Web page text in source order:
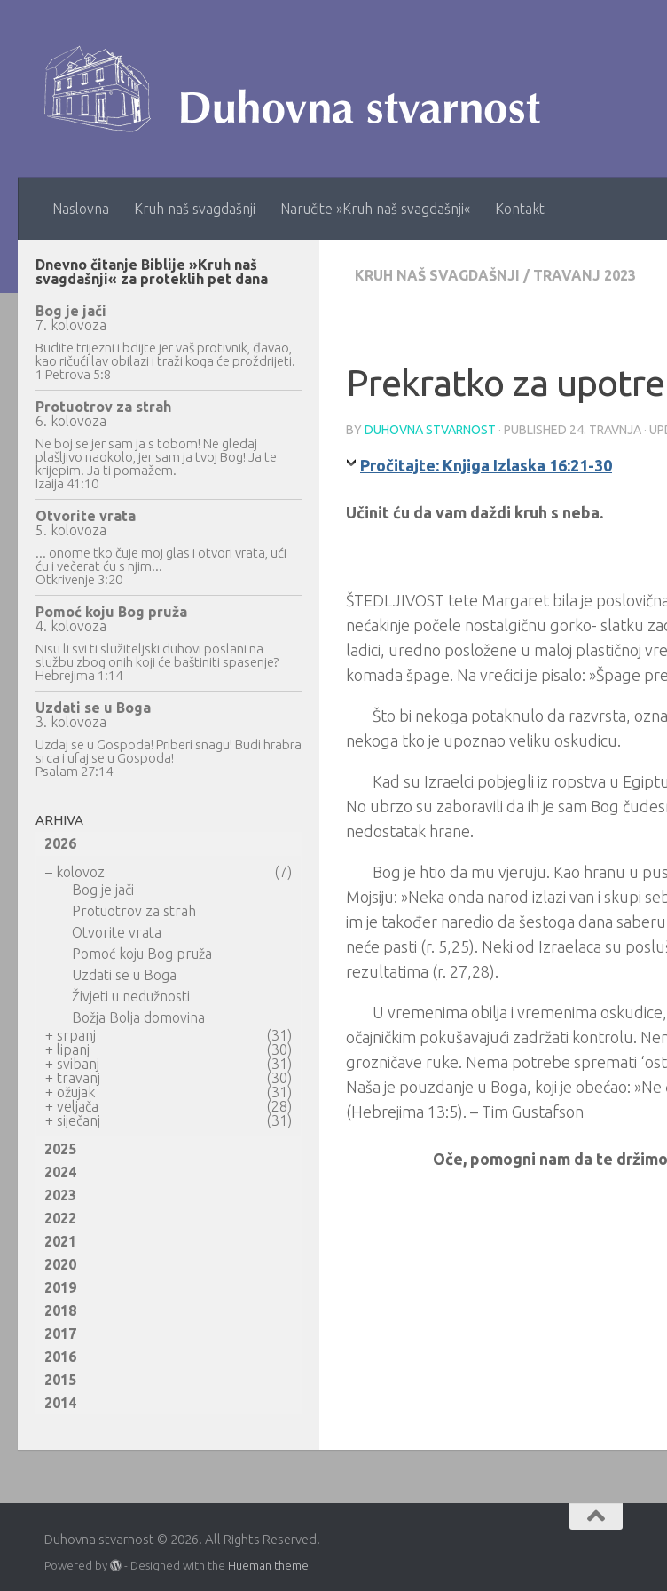
Naslovna Kruh naš svagdašnji Naručite »Kruh naš svagdašnji« Kontakt
KRUH NAŠ SVAGDAŠNJI / TRAVANJ 2023
Prekratko za
BY DUHOVNA STVARNOST · PUBLISHED 24. TRAVNJA ·
Pročitajte: Knjiga Izlaska 16:21-30
Učinit ću da vam daždi kruh s neba.
ŠTEDLJIVOST tete Margaret bila je
nećakinje počele nostalgičnu gorko- slatku
ladici, uredno posložene u maloj plastičnoj
komada špage. Na vrećici je pisalo: »Špage
Što bi nekoga potaknulo da razvrsta,
nekoga tko je upoznao veliku oskudicu.
Kad su Izraelci pobjegli iz ropstva u
No ubrzo su zaboravili da ih je sam Bog
nedostatak hrane.
Bog je htio da mu vjeruju. Kao hranu u
Mojsiju: »Neka onda narod izlazi van i skupi
im je također naredio da šestoga dana
neće pasti (r. 5,25). Neki od Izraelaca su
rezultatima (r. 27,28).
U vremenima obilja i vremenima
očajničkim pokušavajući zadržati kontrolu.
grozničave ruke. Nema potrebe spremati
Naša je pouzdanje u Boga, koji je obećao:
(Hebrejima 13:5). – Tim Gustafson
Oče, pomogni nam da te
Dnevno čitanje Biblije »Kruh naš
svagdašnji« za proteklih pet dana
Bog je jači
7. kolovoza
Budite trijezni i bdijte jer vaš protivnik, đavao,
kao ričući lav obilazi i traži koga će proždrijeti.
1 Petrova 5:8
Protuotrov za strah
6. kolovoza
Ne boj se jer sam ja s tobom! Ne gledaj
plašljivo naokolo, jer sam ja tvoj Bog! Ja te
krijepim. Ja ti pomažem.
Izaija 41:10
Otvorite vrata
5. kolovoza
... onome tko čuje moj glas i otvori vrata, ući
ću i večerat ću s njim...
Otkrivenje 3:20
Pomoć koju Bog pruža
4. kolovoza
Nisu li svi ti služiteljski duhovi poslani na
službu zbog onih koji će baštiniti spasenje?
Hebrejima 1:14
Uzdati se u Boga
3. kolovoza
Uzdaj se u Gospoda! Priberi snagu! Budi hrabra
srca i ufaj se u Gospoda!
Psalam 27:14
ARHIVA
2026
– kolovoz
(7)
Bog je jači
Protuotrov za strah
Otvorite vrata
Pomoć koju Bog pruža
Uzdati se u Boga
Živjeti u nedužnosti
Božja Bolja domovina
+ srpanj
(31)
+ lipanj
(30)
+ svibanj
(31)
+ travanj
(30)
+ ožujak
(31)
+ veljača
(28)
+ siječanj
(31)
2025
2024
2023
2022
2021
2020
2019
2018
2017
2016
2015
2014
Duhovna stvarnost © 2026. All Rights Reserved.
Powered by - Designed with the Hueman theme